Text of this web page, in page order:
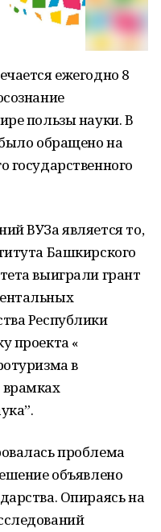
ежегодно 8
пользы науки. В
обращено на
государственного
ВУЗа является то,
Башкирского
выиграли грант
Республики
проекта «
в
врамках
проблема
объявлено
Опираясь на